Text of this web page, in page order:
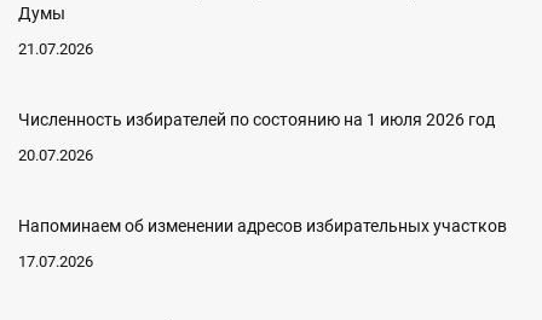
Думы
21.07.2026
Численность избирателей по состоянию на 1 июля 2026 год
20.07.2026
Напоминаем об изменении адресов избирательных участков
17.07.2026